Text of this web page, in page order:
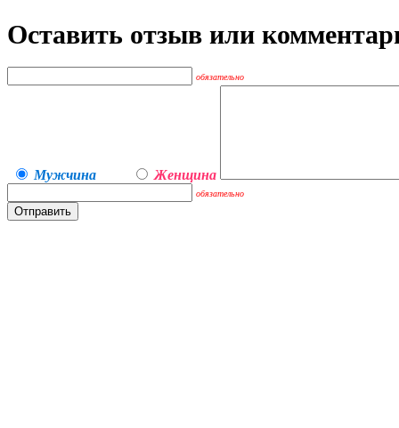
Оставить отзыв или
обязательно
Мужчина Женщина
обязательно